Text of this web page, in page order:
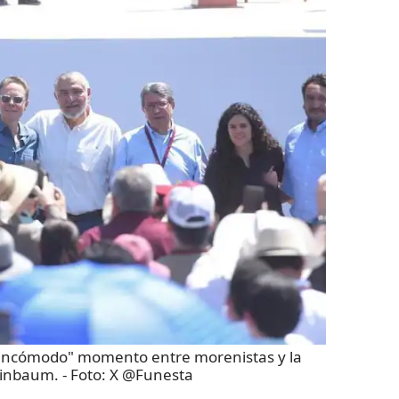
momento entre morenistas y la
- Foto: X @Funesta